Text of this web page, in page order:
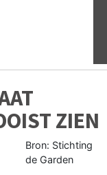
ZIEN
Bron: Stichting
de Garden